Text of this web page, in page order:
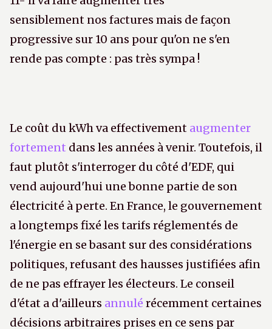
sensiblement nos factures mais de façon
progressive sur 10 ans pour qu'on ne s'en
rende pas compte : pas très sympa !
Le coût du kWh va effectivement augmenter
fortement dans les années à venir. Toutefois, il
faut plutôt s'interroger du côté d'EDF, qui
vend aujourd'hui une bonne partie de son
électricité à perte. En France, le gouvernement
a longtemps fixé les tarifs réglementés de
l'énergie en se basant sur des considérations
politiques, refusant des hausses justifiées afin
de ne pas effrayer les électeurs. Le conseil
d'état a d'ailleurs annulé récemment certaines
décisions arbitraires prises en ce sens par